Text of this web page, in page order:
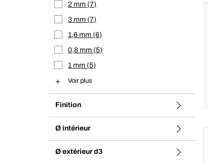
2 mm 7
3 mm 7
1,6 mm 6
0,8 mm 5
1 mm 5
Voir plus
Finition
Ø intérieur
Ø extérieur d3